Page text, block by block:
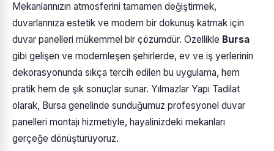
Mekanlarınızın atmosferini tamamen değiştirmek,
duvarlarınıza estetik ve modern bir dokunuş katmak için
duvar panelleri mükemmel bir çözümdür. Özellikle Bursa
gibi gelişen ve modernleşen şehirlerde, ev ve iş yerlerinin
dekorasyonunda sıkça tercih edilen bu uygulama, hem
pratik hem de şık sonuçlar sunar. Yılmazlar Yapı Tadilat
olarak, Bursa genelinde sunduğumuz profesyonel duvar
panelleri montajı hizmetiyle, hayalinizdeki mekanları
gerçeğe dönüştürüyoruz.